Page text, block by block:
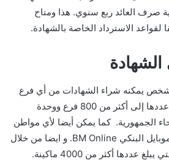
بدورية صرف العائد ربع سنوي. هذا ومتاح
لقواعد الاسترداد الخاصة بالشهادة.
شخص يمكنه شراء الشهادات من أي فرع
من فروع البنك التي يصل عددها إلى أكثر من 800 فرع ووحدة
الجمهورية. كما يمكن أيضا لأي مواطن
شرائها من خلال تطبيق الموبايل البنكي BM Online. و ايضا من خلال
عددها أكثر من 4000 ماكينة.